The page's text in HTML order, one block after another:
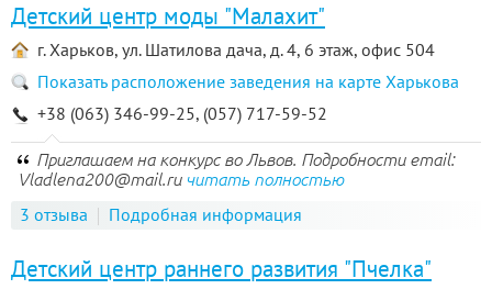
Детский центр моды "Малахит"
г. Харьков, ул. Шатилова дача, д. 4, 6 этаж, офис 504
Показать расположение заведения на карте Харькова
+38 (063) 346-99-25, (057) 717-59-52
Приглашаем на конкурс во Львов. Подробности email:
Vladlena200@mail.ru читать полностью
3 отзыва Подробная информация
Детский центр раннего развития "Пчелка"